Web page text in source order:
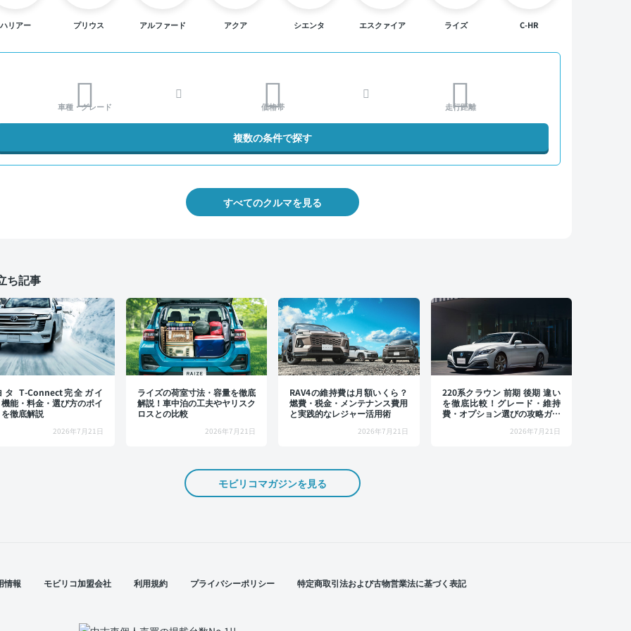
ハリアー プリウス アルファード アクア シエンタ エスクァイア ライズ C-HR
車種・グレード 価格帯 走行距離
複数の条件で探す
すべてのクルマを見る
ち記事
タ T-Connect完全ガイ
能・料金・選び方のポイ
徹底解説
2026年7月21日
ライズの荷室寸法・容量を徹底
解説！車中泊の工夫やヤリスク
ロスとの比較
2026年7月21日
RAV4の維持費は月額いくら？
燃費・税金・メンテナンス費用
と実践的なレジャー活用術
2026年7月21日
220系クラウン 前期 後期 違い
を徹底比較！グレード・維持
費・オプション選びの攻略ガイ
2026年7月21日
モビリコマガジンを見る
情報 モビリコ加盟会社 利用規約 プライバシーポリシー 特定商取引法および古物営業法に基づく表記